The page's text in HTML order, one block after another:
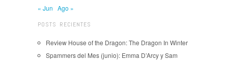
« Jun Ago »
POSTS RECIENTES
Review House of the Dragon: The Dragon In Winter
Spammers del Mes (junio): Emma D’Arcy y Sam